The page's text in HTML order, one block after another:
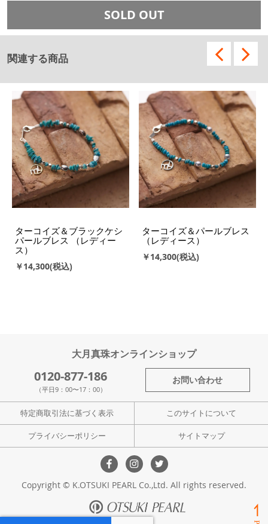
SOLD OUT
関連する商品
ターコイズ＆ブラックケシ
パールブレス （レディー
ス）
￥14,300
ターコイズ＆パールブレス
（レディース）
￥14,300
大月真珠オンラインショップ
0120-877-186
（平日9：00〜17：00）
お問い合わせ
特定商取引法に基づく表示 このサイトについて
プライバシーポリシー サイトマップ
Copyright © K.OTSUKI PEARL Co.,Ltd. All rights reserved.